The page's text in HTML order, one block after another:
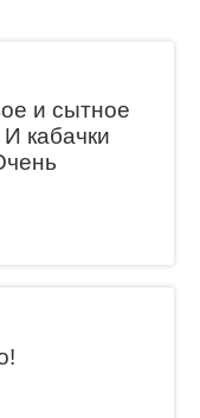
и сытное
кабачки